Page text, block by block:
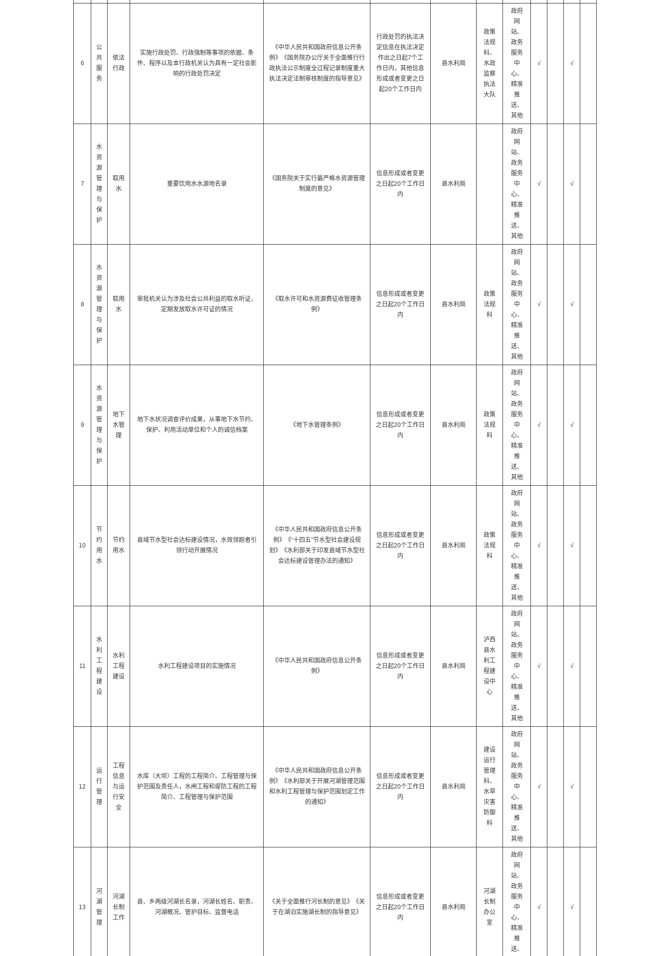
6
公
共
服
务
依法
行政
实施行政处罚、行政强制等事项的依据、条
件、程序以及本行政机关认为具有一定社会影
响的行政处罚决定
《中华人民共和国政府信息公开条
例》《国务院办公厅关于全面推行行
政执法公示制度全过程记录制度重大
执法决定法制审核制度的指导意见》
行政处罚的执法决
定信息在执法决定
作出之日起7个工
作日内，其他信息
形成或者变更之日
起20个工作日内
县水利局
政策
法规
科、
水政
监察
执法
大队
政府
网
站、
政务
服务
中
心、
精准
推
送、
其他
√ √
7
水
资
源
管
理
与
保
护
取用
水
重要饮用水水源地名录
《国务院关于实行最严格水资源管理
制度的意见》
信息形成或者变更
之日起20个工作日
内
县水利局
政府
网
站、
政务
服务
中
心、
精准
推
送、
其他
√ √
8
水
资
源
管
理
与
保
护
取用
水
审批机关认为涉及社会公共利益的取水听证，
定期发放取水许可证的情况
《取水许可和水资源费征收管理条
例》
信息形成或者变更
之日起20个工作日
内
县水利局
政策
法规
科
政府
网
站、
政务
服务
中
心、
精准
推
送、
其他
√ √
9
水
资
源
管
理
与
保
护
地下
水管
理
地下水状况调查评价成果，从事地下水节约、
保护、利用活动单位和个人的诚信档案
《地下水管理条例》
信息形成或者变更
之日起20个工作日
内
县水利局
政策
法规
科
政府
网
站、
政务
服务
中
心、
精准
推
送、
其他
√ √
10
节
约
用
水
节约
用水
县域节水型社会达标建设情况，水效领跑者引
领行动开展情况
《中华人民共和国政府信息公开条
例》《“十四五”节水型社会建设规
划》《水利部关于印发县域节水型社
会达标建设管理办法的通知》
信息形成或者变更
之日起20个工作日
内
县水利局
政策
法规
科
政府
网
站、
政务
服务
中
心、
精准
推
送、
其他
√ √
11
水
利
工
程
建
设
水利
工程
建设
水利工程建设项目的实施情况
《中华人民共和国政府信息公开条
例》
信息形成或者变更
之日起20个工作日
内
县水利局
泸西
县水
利工
程建
设中
心
政府
网
站、
政务
服务
中
心、
精准
推
送、
其他
√ √
12
运
行
管
理
工程
信息
与运
行安
全
水库（大坝）工程的工程简介、工程管理与保
护范围及责任人，水闸工程和堤防工程的工程
简介、工程管理与保护范围
《中华人民共和国政府信息公开条
例》《水利部关于开展河湖管理范围
和水利工程管理与保护范围划定工作
的通知》
信息形成或者变更
之日起20个工作日
内
县水利局
建设
运行
管理
科、
水旱
灾害
防御
科
政府
网
站、
政务
服务
中
心、
精准
推
送、
其他
√ √
13
河
湖
管
理
河湖
长制
工作
县、乡两级河湖长名录，河湖长姓名、职责、
河湖概况、管护目标、监督电话
《关于全面推行河长制的意见》《关
于在湖泊实施湖长制的指导意见》
信息形成或者变更
之日起20个工作日
内
县水利局
河湖
长制
办公
室
政府
网
站、
政务
服务
中
心、
精准
推
送、
√ √